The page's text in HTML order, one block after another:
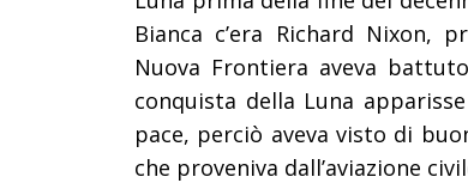
Bianca c’era Richard Nixon,
Nuova Frontiera aveva
conquista della Luna
pace, perciò aveva visto di
che proveniva dall’aviazione